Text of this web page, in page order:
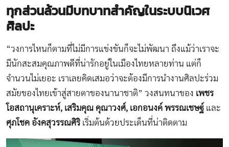
ทุกส่วนล้วนมีบทบาทสำคัญในระบบนิเวศ
ศิลปะ
“วงการไหนก็ตามที่ไม่มีการแข่งขันก็จะไม่พัฒนา ถึงแม้ว่าเราจะ
มีนักสะสมคุณภาพดีที่น่ารักอยู่ในเมืองไทยหลายท่าน แต่ก็
จำนวนไม่เยอะ เราเลยคิดเสมอว่าจะต้องมีการนำงานศิลปะร่วม
สมัยของไทยเข้าสู่สายตาของนานาชาติ” วงสนทนาของ เพชร
โอสถานุเคราะห์, เสริมคุณ คุณาวงศ์, เอกอนงค์ พรรณเชษฐ์ และ
ศุภโชค อังคสุวรรณศิริ เริ่มต้นด้วยประเด็นที่น่าติดตาม